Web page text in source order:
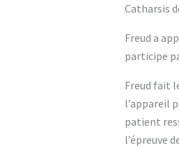
Catharsis
Freud a
participe
Freud fait
l’appareil
patient
l’épreuve